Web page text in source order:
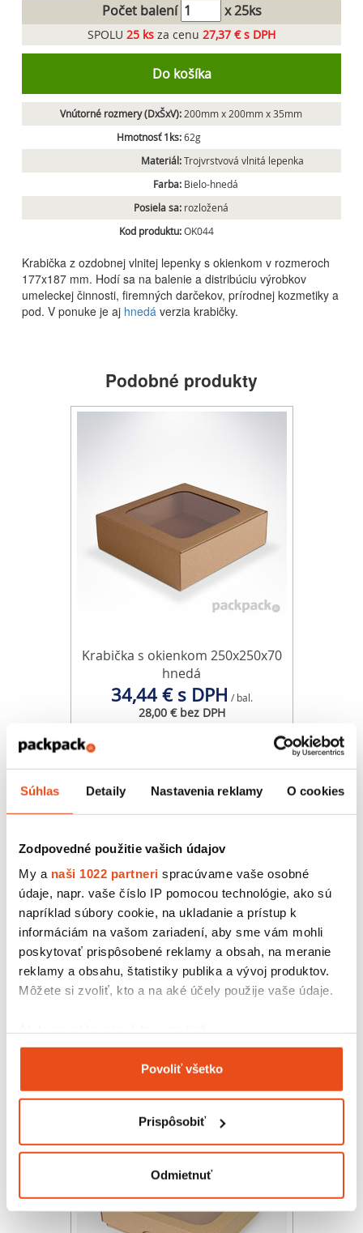
Súhlas Detaily Nastavenia reklamy O cookies
Zodpovedné použitie vašich údajov
My a naši 1022 partneri spracúvame vaše osobné
údaje, napr. vaše číslo IP pomocou technológie, ako sú
napríklad súbory cookie, na ukladanie a prístup k
informáciám na vašom zariadení, aby sme vám mohli
poskytovať prispôsobené reklamy a obsah, na meranie
reklamy a obsahu, štatistiky publika a vývoj produktov.
Môžete si zvoliť, kto a na aké účely použije vaše údaje.
Zhromažďovať informácie o vašej geografickej
polohe s presnosťou na niekoľko metrov
Identifikovať vaše zariadenie aktívnym
Viac informácií o tom, ako sa spracúvajú vaše osobné
údaje, nájdete v časti svašimi nastaveniami
o používaní súborov cookie.
Povoliť všetko
Prispôsobiť
Odmietnuť
Počet balení x 25ks
SPOLU 25 ks za cenu 27,37 € s DPH
Do košíka
Vnútorné rozmery (DxŠxV): 200mm x 200mm x 35mm
Hmotnosť 1ks:62g
Materiál:Trojvrstvová vlnitá lepenka
Farba: Bielo-hnedá
Posiela sa: rozložená
Kod produktu:OK044
Krabička z ozdobnej vlnitej lepenky s okienkom v rozmeroch
177x187 mm. Hodí sa na balenie a distribúciu výrobkov
umeleckej činnosti, firemných darčekov, prírodnej kozmetiky a
pod. V ponuke je aj hnedá verzia krabičky.
Podobné produkty
Krabička s okienkom 250x250x70
hnedá
34,44 € s DPH / bal.
28,00 € bez DPH
Krabička s okienkom 150x100x35
12,00 € bez DPH
25 ks v balení